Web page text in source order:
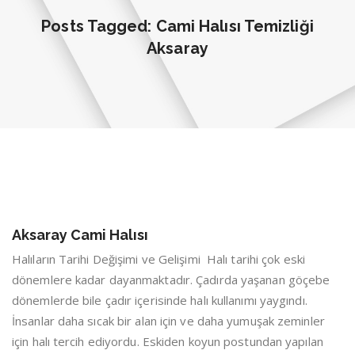
Posts Tagged: Cami Halısı Temizliği
Aksaray
Aksaray Cami Halısı
Halıların Tarihi Değişimi ve Gelişimi Halı tarihi çok eski
dönemlere kadar dayanmaktadır. Çadırda yaşanan göçebe
dönemlerde bile çadır içerisinde halı kullanımı yaygındı.
İnsanlar daha sıcak bir alan için ve daha yumuşak zeminler
için halı tercih ediyordu. Eskiden koyun postundan yapılan